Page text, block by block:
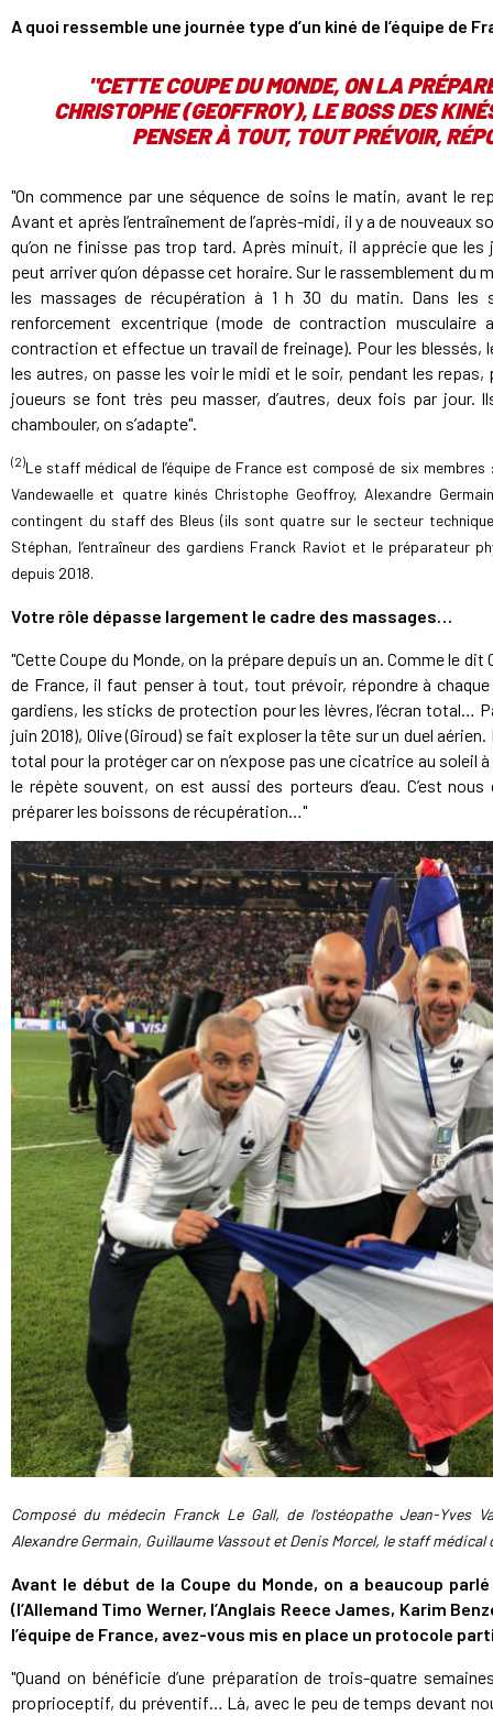
A quoi ressemble une journée type d’un kiné de l’équipe de
"CETTE COUPE DU MONDE, ON LA
CHRISTOPHE (GEOFFROY), LE BOSS DES
PENSER À TOUT, TOUT PRÉVOIR,
"On commence par une séquence de soins le matin, avant le
Avant et après l’entraînement de l’après-midi, il y a de nouveaux
qu’on ne finisse pas trop tard. Après minuit, il apprécie que
peut arriver qu’on dépasse cet horaire. Sur le rassemblement
les massages de récupération à 1 h 30 du matin. Dans
renforcement excentrique (mode de contraction musculaire
contraction et effectue un travail de freinage). Pour les
les autres, on passe les voir le midi et le soir, pendant les
joueurs se font très peu masser, d’autres, deux fois par
chambouler, on s’adapte".
(2)Le staff médical de l’équipe de France est composé de six
Vandewaelle et quatre kinés Christophe Geoffroy, Alexandre
contingent du staff des Bleus (ils sont quatre sur le secteur
Stéphan, l’entraîneur des gardiens Franck Raviot et le préparateur
depuis 2018.
Votre rôle dépasse largement le cadre des massages…
"Cette Coupe du Monde, on la prépare depuis un an. Comme le
de France, il faut penser à tout, tout prévoir, répondre à
gardiens, les sticks de protection pour les lèvres, l’écran total…
juin 2018), Olive (Giroud) se fait exploser la tête sur un duel
total pour la protéger car on n’expose pas une cicatrice au soleil
le répète souvent, on est aussi des porteurs d’eau. C’est
préparer les boissons de récupération…"
Composé du médecin Franck Le Gall, de l'ostéopathe Jean-Yves
Alexandre Germain, Guillaume Vassout et Denis Morcel, le staff
Avant le début de la Coupe du Monde, on a beaucoup
(l’Allemand Timo Werner, l’Anglais Reece James, Karim
l’équipe de France, avez-vous mis en place un protocole
"Quand on bénéficie d’une préparation de trois-quatre
proprioceptif, du préventif… Là, avec le peu de temps devant